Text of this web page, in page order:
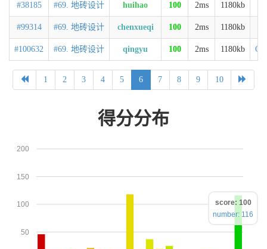
#38185 #69. 地砖设计 huihao 100 2ms 1180kb
#99314 #69. 地砖设计 chenxueqi 100 2ms 1180kb
#100632 #69. 地砖设计 qingyu 100 2ms 1180kb
1 2 3 4 5 6 7 8 9 10
得分分布
50
100
150
200
score: 100
number: 116